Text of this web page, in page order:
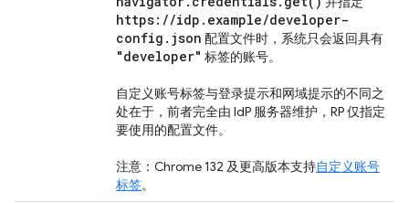
https: //idp . example/developer-
config . json 配置文件时，系统只会返回具有
"developer" 标签的账号。
自定义账号标签与登录提示和网域提示的不同之
处在于，前者完全由 IdP 服务器维护，RP 仅指定
要使用的配置文件。
注意：Chrome 132 及更高版本支持自定义账号
标签。